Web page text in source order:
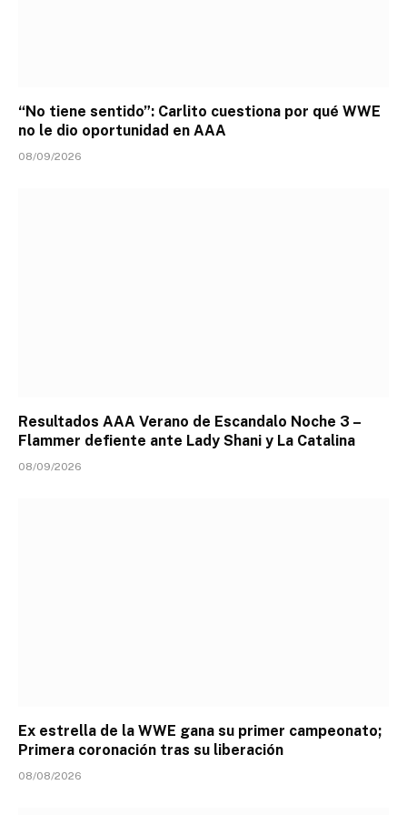
“No tiene sentido”: Carlito cuestiona por qué WWE
no le dio oportunidad en AAA
08/09/2026
Resultados AAA Verano de Escandalo Noche 3 –
Flammer defiente ante Lady Shani y La Catalina
08/09/2026
Ex estrella de la WWE gana su primer campeonato;
Primera coronación tras su liberación
08/08/2026